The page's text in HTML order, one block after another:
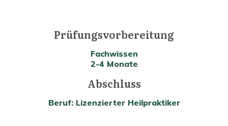
Prüfungsvorbereitung
Fachwissen
2-4 Monate
Abschluss
Beruf: Lizenzierter Heilpraktiker